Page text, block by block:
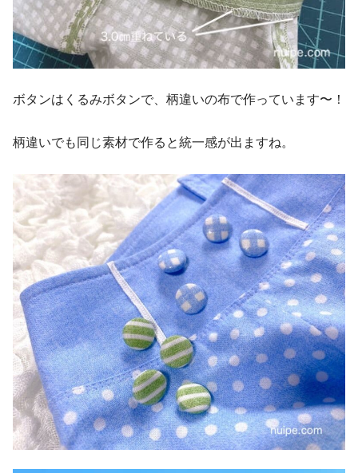
ボタンはくるみボタンで、柄違いの布で作っています〜！
柄違いでも同じ素材で作ると統一感が出ますね。